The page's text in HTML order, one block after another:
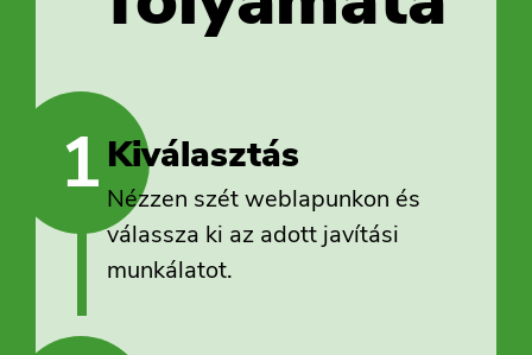
1 Kiválasztás
Nézzen szét weblapunkon és
válassza ki az adott javítási
munkálatot.